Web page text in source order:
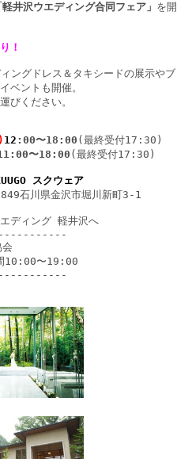
軽井沢ウエディング合同フェア」 を開
！
ングドレス＆タキシードの展示やブ
ベントも開催。
びください。
12 :00〜18:00 (最終受付17:30)
〜18:00 (最終受付17:30)
スクウェア
石川県金沢市堀川新町3-1
ディング 軽井沢へ
10:00〜19:00